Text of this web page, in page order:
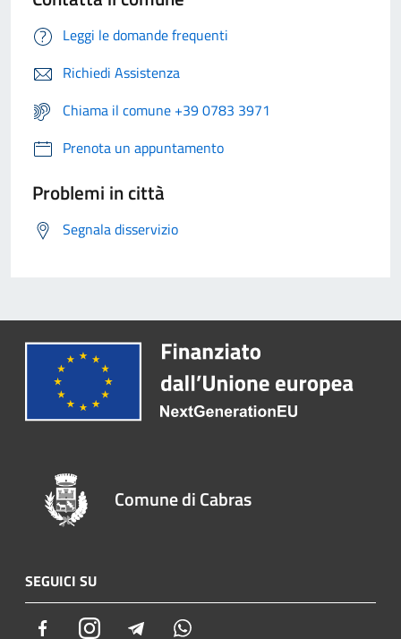
Leggi le domande frequenti
Richiedi Assistenza
Chiama il comune +39 0783 3971
Prenota un appuntamento
Problemi in città
Segnala disservizio
Comune di Cabras
SEGUICI SU
FacebookInstagram Telegram